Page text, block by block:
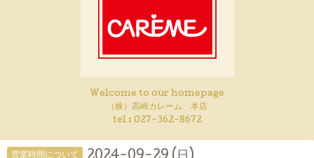
Welcome to our homepage
（株）高崎カレーム 本店
tel : 027-362-8672
営業時間について